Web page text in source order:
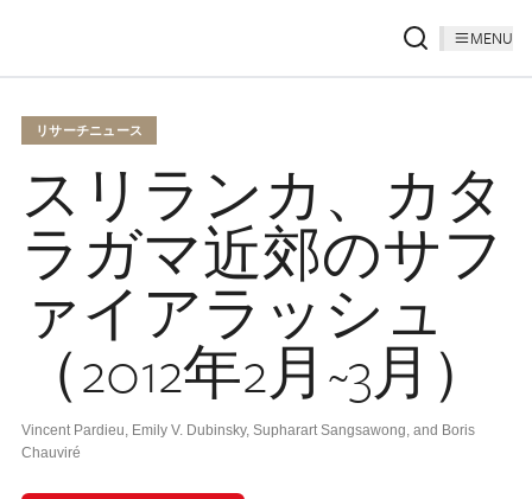
MENU
リサーチニュース
スリランカ、カタ
ラガマ近郊のサフ
ァイアラッシュ
（2012年2月~3月）
Vincent Pardieu, Emily V. Dubinsky, Supharart Sangsawong, and Boris
Chauviré